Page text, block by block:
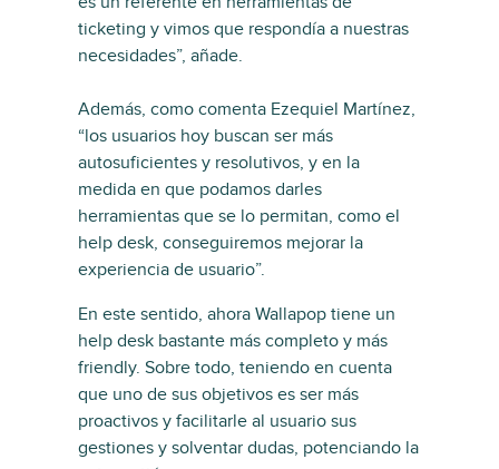
ticketing y vimos que respondía a nuestras
necesidades”, añade.
Además, como comenta Ezequiel Martínez,
“los usuarios hoy buscan ser más
autosuficientes y resolutivos, y en la
medida en que podamos darles
herramientas que se lo permitan, como el
help desk, conseguiremos mejorar la
experiencia de usuario”.
En este sentido, ahora Wallapop tiene un
help desk bastante más completo y más
friendly. Sobre todo, teniendo en cuenta
que uno de sus objetivos es ser más
proactivos y facilitarle al usuario sus
gestiones y solventar dudas, potenciando la